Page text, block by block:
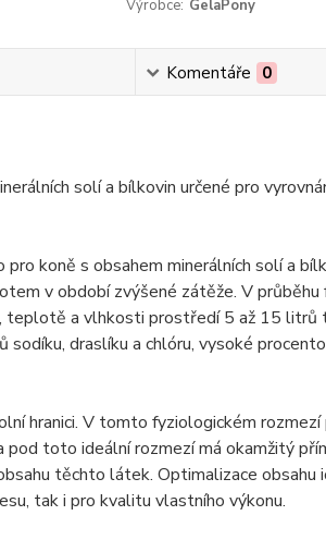
Výrobce: GelaPony
Komentáře 0
solí a bílkovin určené pro
koně s obsahem minerálních solí a
v období zvýšené zátěže. V průběhu
teplotě a vlhkosti prostředí 5 až 15 litrů
draslíku a chlóru, vysoké
hranici. V tomto fyziologickém
pod toto ideální rozmezí má okamžitý
těchto látek. Optimalizace
tak i pro kvalitu vlastního výkonu.